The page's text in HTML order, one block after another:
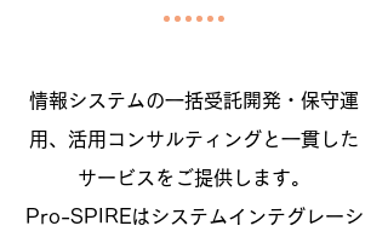
情報システムの一括受託開発・保守運
用、活用コンサルティングと一貫した
サービスをご提供します。
Pro-SPIREはシステムインテグレーシ